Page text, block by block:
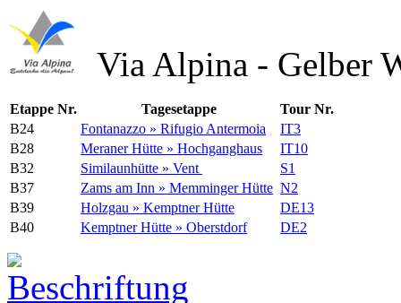
Via Alpina - Gelber
Etappe Nr. Tagesetappe
Tour Nr.
B24
Fontanazzo » Rifugio Antermoia
IT3
B28
Meraner Hütte » Hochganghaus
IT10
B32
Similaunhütte » Vent
S1
B37
Zams am Inn » Memminger Hütte N2
B39
Holzgau » Kemptner Hütte
DE13
B40
Kemptner Hütte » Oberstdorf DE2